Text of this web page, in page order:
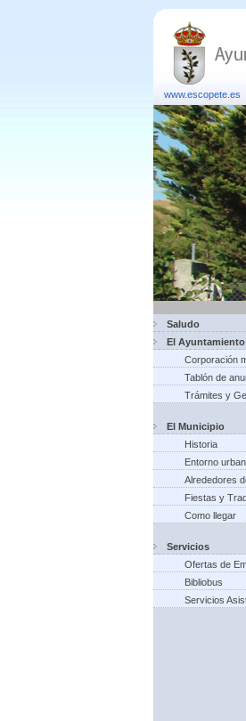
www.escopete.es
Saludo
El Ayuntamiento
Corporación
Tablón de
Trámites y
El Municipio
Historia
Entorno
Alrededores
Fiestas y
Como llegar
Servicios
Ofertas de
Bibliobus
Servicios